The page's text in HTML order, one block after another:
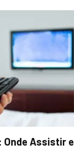
Onde Assistir